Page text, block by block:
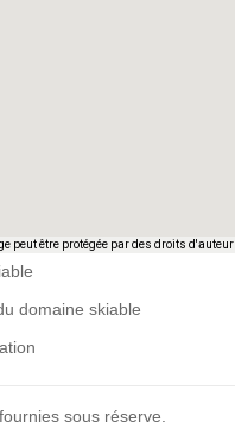
peut être protégée par des droits d'auteur
domaine skiable
sous réserve.